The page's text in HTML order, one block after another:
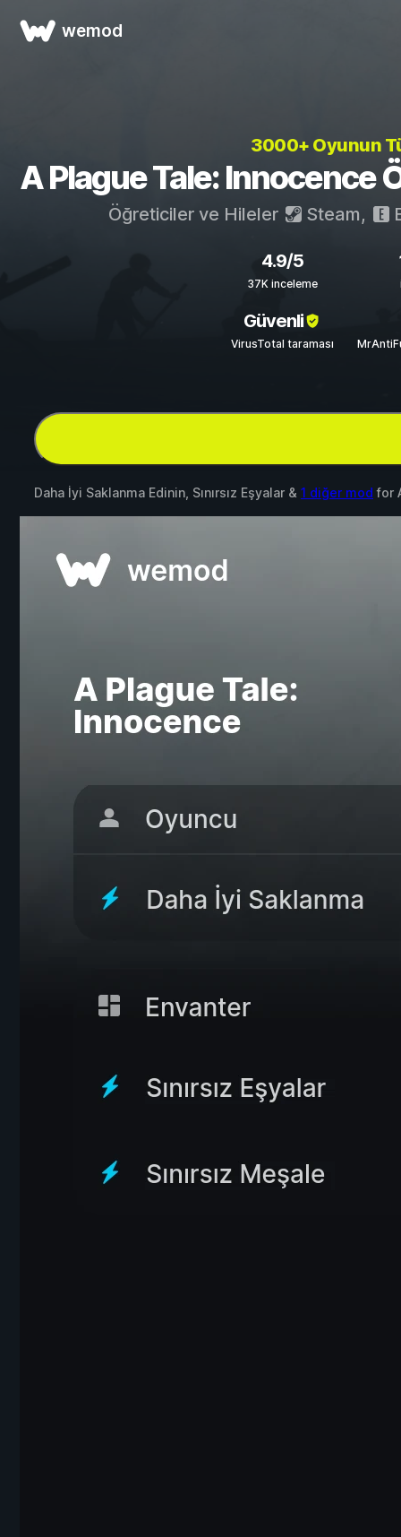
wemod
3000+ Oyunun
A Plague Tale: Innocence
Öğreticiler ve Hileler Steam,
4.9/5
37K inceleme
Güvenli
VirusTotal taraması
Daha İyi Saklanma Edinin, Sınırsız Eşyalar & 1 diğer mod for